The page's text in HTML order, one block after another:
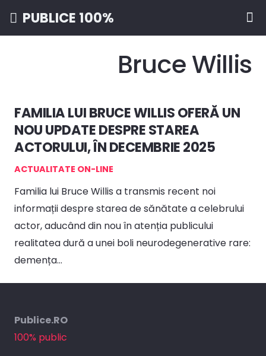
PUBLICE 100%
Bruce Willis
FAMILIA LUI BRUCE WILLIS OFERĂ UN
NOU UPDATE DESPRE STAREA
ACTORULUI, ÎN DECEMBRIE 2025
ACTUALITATE ON-LINE
Familia lui Bruce Willis a transmis recent noi
informații despre starea de sănătate a celebrului
actor, aducând din nou în atenția publicului
realitatea dură a unei boli neurodegenerative rare:
demența…
Publice.RO
100% public